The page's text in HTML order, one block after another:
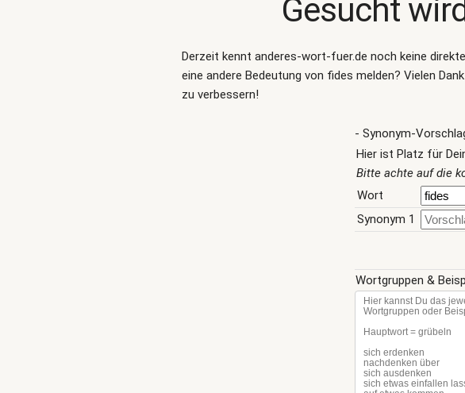
Gesucht
Derzeit kennt anderes-wort-fuer.de noch keine
eine andere Bedeutung von fides melden? Vielen
zu verbessern!
- Synonym-
Hier ist Platz für
Bitte achte auf die
Wort
Synonym 1
Wortgruppen &